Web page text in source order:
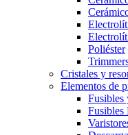
Poliéster
Cristales y
Elementos de
Fusibles
Fusibles